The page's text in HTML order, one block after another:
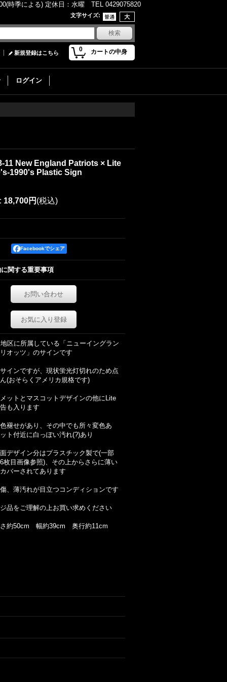
時季による) 定休日：水曜 TEL 0429075820
文字サイズ:
0 カートの中身
新規登録はこちら
ログイン
11 New England Patriots × Lite
1990's Plastic Sign
: 18,700円 (税込)
Facebookでシェア
関する重要事項
お問い合わせ
お気に入り登録
区に所属している「ニューイングラン
オッツ」のサインです
インですが、現状蛍光灯切れのため点
(おそらくアメリカ規格です)
ットとマスコットデザインの他にLite
も入ります
褪せがあり、その中でも所々変色あ
ト付近に白っぽい汚れ(?)あり
デザイン分はプラスチック製で(一部
目画像参照)、その上からさらに薄い
バーされてあります
、薄汚れが目立つコンディションです
品をご理解の上お買い求めください
さ約50cm 幅約39cm 奥行約11cm